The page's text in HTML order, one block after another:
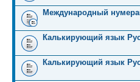
Международный
Калькирующий язык
Калькирующий язык